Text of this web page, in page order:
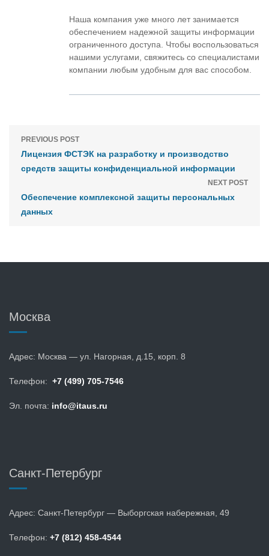
Наша компания уже много лет занимается
обеспечением надежной защиты информации
ограниченного доступа. Чтобы воспользоваться
нашими услугами, свяжитесь со специалистами
компании любым удобным для вас способом.
PREVIOUS POST
Лицензия ФСТЭК на разработку и производство
средств защиты конфиденциальной информации
NEXT POST
Обеспечение комплексной защиты персональных
данных
Москва
Адрес: Москва — ул. Нагорная, д.15, корп. 8
Телефон: +7 (499) 705-7546
Эл. почта: info@itaus.ru
Санкт-Петербург
Адрес: Санкт-Петербург — Выборгская набережная, 49
Телефон: +7 (812) 458-4544